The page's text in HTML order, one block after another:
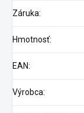
Záruka:
Hmotnosť:
EAN:
Výrobca: